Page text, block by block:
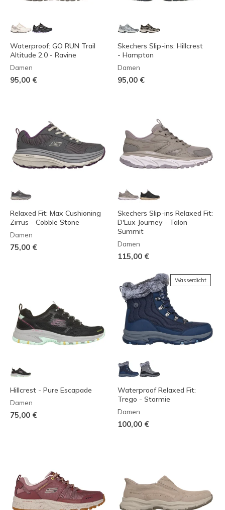
Waterproof: GO RUN Trail
Altitude 2.0 - Ravine
Damen
95,00 €
Skechers Slip-ins: Hillcrest
- Hampton
Damen
95,00 €
Relaxed Fit: Max Cushioning
Zirrus - Cobble Stone
Damen
75,00 €
Skechers Slip-ins Relaxed Fit:
D'Lux Journey - Talon
Summit
Damen
115,00 €
Hillcrest - Pure Escapade
Damen
75,00 €
Wasserdicht
Waterproof Relaxed Fit:
Trego - Stormie
Damen
100,00 €